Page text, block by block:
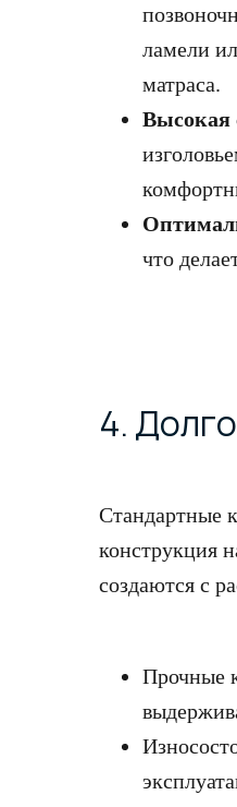
ламели
матраса.
Высокая
что
4.
Стандартные
конструкция
создаются с
Прочные